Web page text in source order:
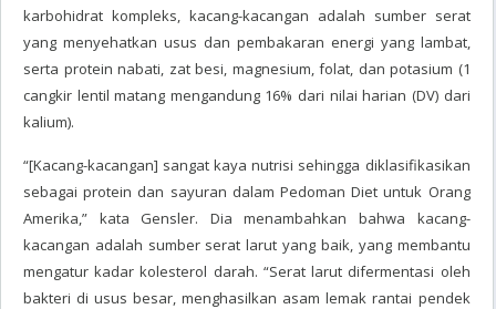
karbohidrat kompleks, kacang-kacangan adalah sumber serat
yang menyehatkan usus dan pembakaran energi yang lambat,
serta protein nabati, zat besi, magnesium, folat, dan potasium (1
cangkir lentil matang mengandung 16% dari nilai harian (DV) dari
kalium).
“[Kacang-kacangan] sangat kaya nutrisi sehingga diklasifikasikan
sebagai protein dan sayuran dalam Pedoman Diet untuk Orang
Amerika,” kata Gensler. Dia menambahkan bahwa kacang-
kacangan adalah sumber serat larut yang baik, yang membantu
mengatur kadar kolesterol darah. “Serat larut difermentasi oleh
bakteri di usus besar, menghasilkan asam lemak rantai pendek